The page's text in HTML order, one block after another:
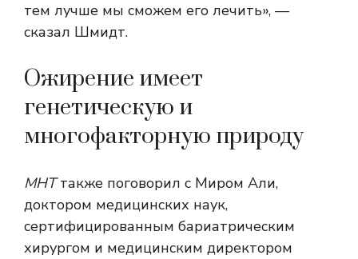
тем лучше мы сможем его лечить», —
сказал Шмидт.
Ожирение имеет
генетическую и
многофакторную природу
МНТтакже поговорил с Миром Али,
доктором медицинских наук,
сертифицированным бариатрическим
хирургом и медицинским директором